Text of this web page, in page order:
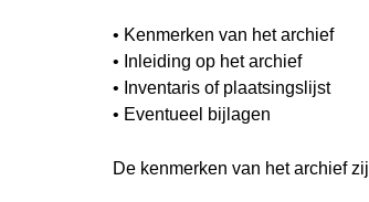
• Kenmerken van het archief
• Inleiding op het archief
• Inventaris of plaatsingslijst
• Eventueel bijlagen
De kenmerken van het archief